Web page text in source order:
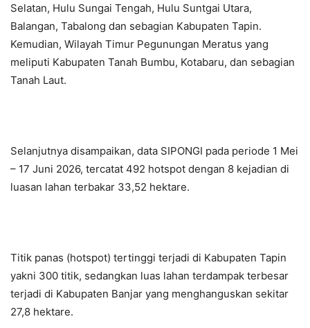
Selatan, Hulu Sungai Tengah, Hulu Suntgai Utara,
Balangan, Tabalong dan sebagian Kabupaten Tapin.
Kemudian, Wilayah Timur Pegunungan Meratus yang
meliputi Kabupaten Tanah Bumbu, Kotabaru, dan sebagian
Tanah Laut.
Selanjutnya disampaikan, data SIPONGI pada periode 1 Mei
– 17 Juni 2026, tercatat 492 hotspot dengan 8 kejadian di
luasan lahan terbakar 33,52 hektare.
Titik panas (hotspot) tertinggi terjadi di Kabupaten Tapin
yakni 300 titik, sedangkan luas lahan terdampak terbesar
terjadi di Kabupaten Banjar yang menghanguskan sekitar
27,8 hektare.